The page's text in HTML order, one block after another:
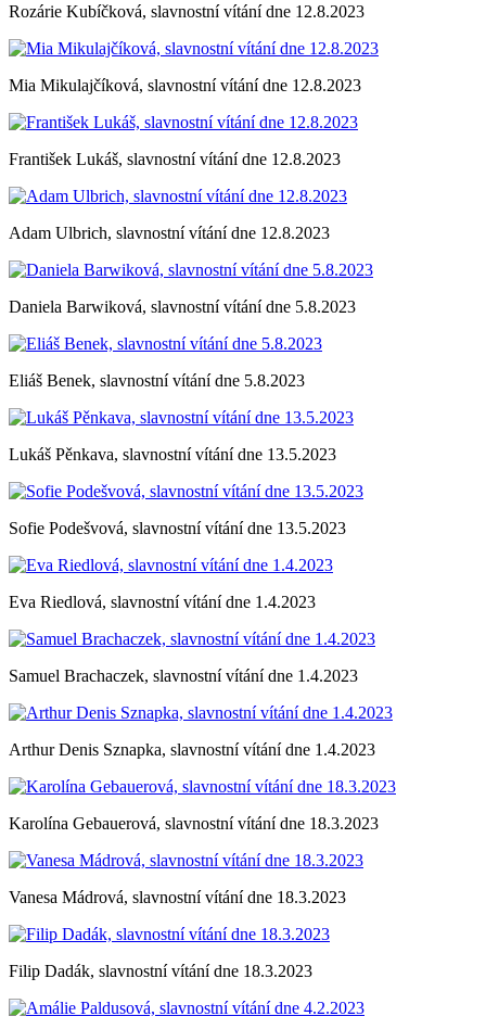
Rozárie Kubíčková, slavnostní vítání dne 12.8.2023
Mia Mikulajčíková, slavnostní vítání dne 12.8.2023
František Lukáš, slavnostní vítání dne 12.8.2023
Adam Ulbrich, slavnostní vítání dne 12.8.2023
Daniela Barwiková, slavnostní vítání dne 5.8.2023
Eliáš Benek, slavnostní vítání dne 5.8.2023
Lukáš Pěnkava, slavnostní vítání dne 13.5.2023
Sofie Podešvová, slavnostní vítání dne 13.5.2023
Eva Riedlová, slavnostní vítání dne 1.4.2023
Samuel Brachaczek, slavnostní vítání dne 1.4.2023
Arthur Denis Sznapka, slavnostní vítání dne 1.4.2023
Karolína Gebauerová, slavnostní vítání dne 18.3.2023
Vanesa Mádrová, slavnostní vítání dne 18.3.2023
Filip Dadák, slavnostní vítání dne 18.3.2023